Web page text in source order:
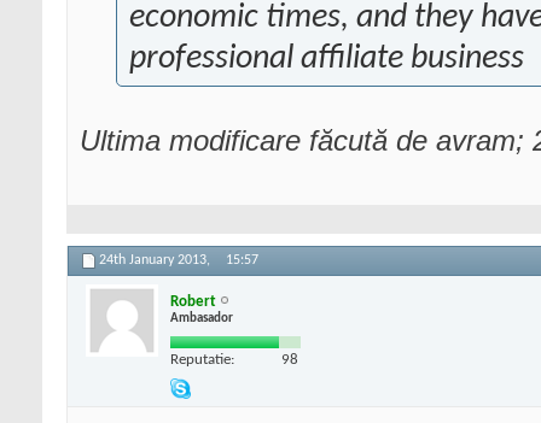
economic times, and they
professional affiliate business
Ultima modificare făcută de avram;
24th January 2013, 15:57
Robert
Ambasador
Reputatie: 98